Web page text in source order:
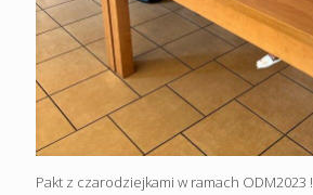
Pakt z czarodziejkami w ramach ODM2023 !